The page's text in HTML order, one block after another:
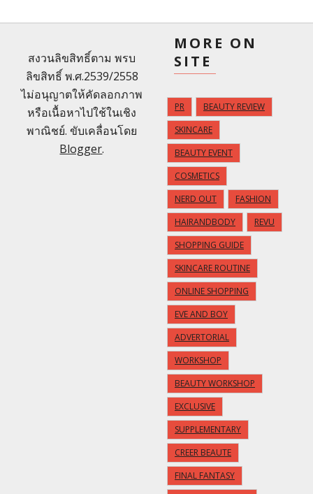
สงวนลิขสิทธิ์ตาม พรบ
ลิขสิทธิ์ พ.ศ.2539/2558
ไม่อนุญาตให้คัดลอกภาพ
หรือเนื้อหาไปใช้ในเชิง
พาณิชย์. ขับเคลื่อนโดย
Blogger.
MORE ON
SITE
PR
BEAUTY REVIEW
SKINCARE
BEAUTY EVENT
COSMETICS
NERD OUT
FASHION
HAIRANDBODY
REVU
SHOPPING GUIDE
SKINCARE ROUTINE
ONLINE SHOPPING
EVE AND BOY
ADVERTORIAL
WORKSHOP
BEAUTY WORKSHOP
EXCLUSIVE
SUPPLEMENTARY
CREER BEAUTE
FINAL FANTASY